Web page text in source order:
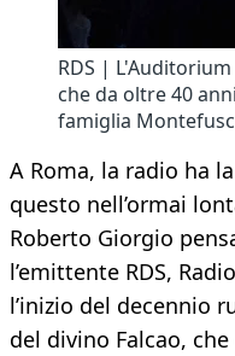
RDS |
che da oltre 40
famiglia
A Roma, la radio ha
questo nell’ormai
Roberto Giorgio
l’emittente RDS,
l’inizio del decennio
del divino Falcao,